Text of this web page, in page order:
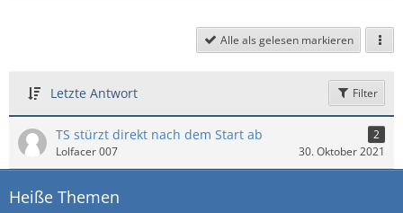
Alle als gelesen markieren
Letzte Antwort Filter
TS stürzt direkt nach dem Start ab
2
Lolfacer 007
30. Oktober 2021
Heiße Themen